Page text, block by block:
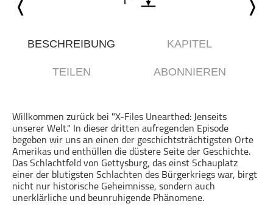
Fiktion
Geschichte
Gesellschaft & Kultur
Haustiere
Heim & Garten
Hobbys & Interessen
Immobilien
Karriere
Kinder & Familie
BESCHREIBUNG KAPITEL
TEILEN ABONNIEREN
Willkommen zurück bei "X-Files Unearthed: Jenseits
unserer Welt." In dieser dritten aufregenden Episode
begeben wir uns an einen der geschichtsträchtigsten Orte
Amerikas und enthüllen die düstere Seite der Geschichte.
Das Schlachtfeld von Gettysburg, das einst Schauplatz
einer der blutigsten Schlachten des Bürgerkriegs war, birgt
nicht nur historische Geheimnisse, sondern auch
unerklärliche und beunruhigende Phänomene.